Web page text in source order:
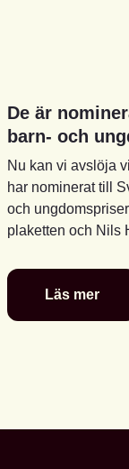
De är
barn- och
Nu kan vi avslöja
har nominerat till
och
plaketten och Nils
Läs mer
De
är
barn-